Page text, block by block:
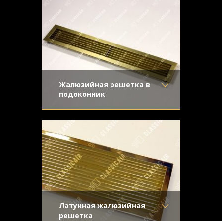
нержавейка
Узор-
Конструкция- Жалюзи
направленная шлифовка
Жалюзийная решетка в
подоконник
Материал- Латунь
Отделка- Старение с
Узор-
Конструкция- Жалюзи
Латунная жалюзийная
решетка